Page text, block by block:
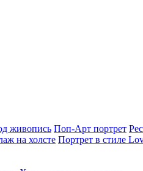
живопись Поп-Арт портрет
на холсте Портрет в стиле